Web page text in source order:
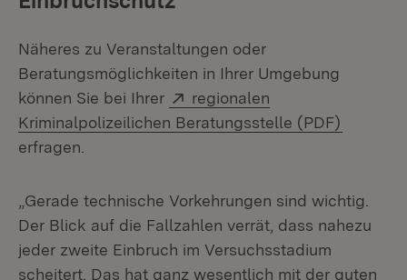
Näheres zu Veranstaltungen oder
Beratungsmöglichkeiten in Ihrer Umgebung
können Sie bei Ihrer
Extern:
regionalen
Kriminalpolizeilichen Beratungsstelle (PDF)
erfragen.
„Gerade technische Vorkehrungen sind wichtig.
Der Blick auf die Fallzahlen verrät, dass nahezu
jeder zweite Einbruch im Versuchsstadium
scheitert. Das hat ganz wesentlich mit der guten